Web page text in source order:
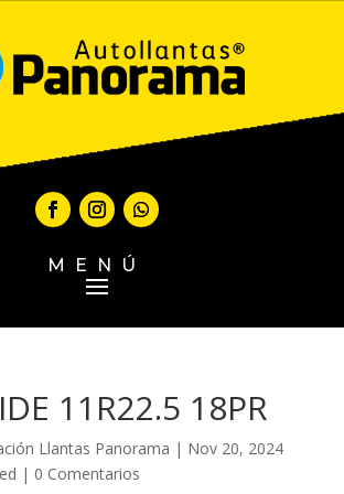
MENÚ
11R22.5 18PR
Llantas Panorama | Nov 20, 2024
| 0 Comentarios